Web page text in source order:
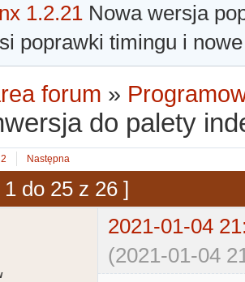
1.2.21 Nowa wersja
poprawki timingu i
forum »
do palety
2 Następna
do 25 z 26 ]
2021-01-04
(2021-01-04